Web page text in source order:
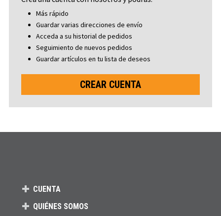
Más rápido
Guardar varias direcciones de envío
Acceda a su historial de pedidos
Seguimiento de nuevos pedidos
Guardar artículos en tu lista de deseos
CREAR CUENTA
CUENTA
QUIÉNES SOMOS